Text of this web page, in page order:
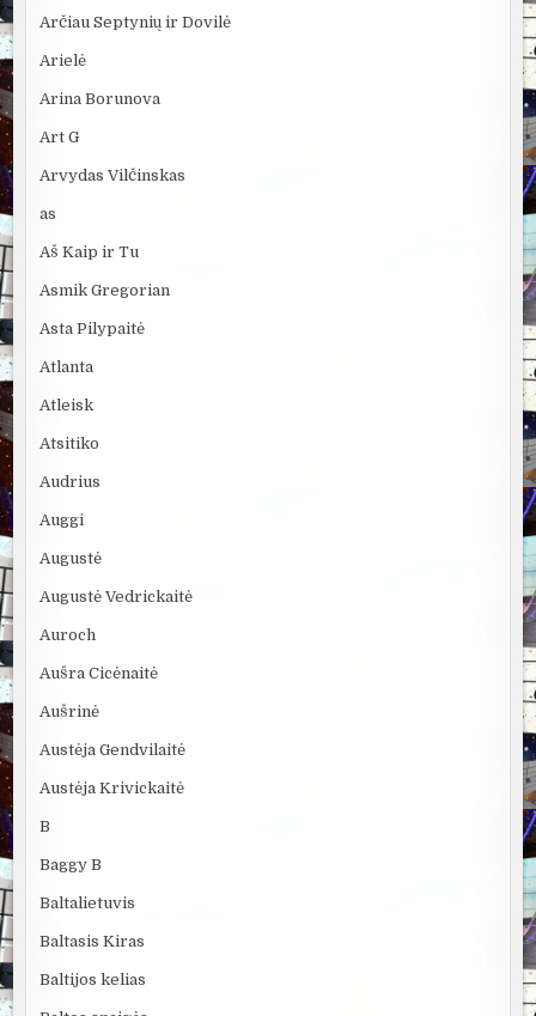
Arčiau Septynių ir Dovilė
Arielė
Arina Borunova
Art G
Arvydas Vilčinskas
as
Aš Kaip ir Tu
Asmik Gregorian
Asta Pilypaitė
Atlanta
Atleisk
Atsitiko
Audrius
Auggi
Augustė
Augustė Vedrickaitė
Auroch
Aušra Cicėnaitė
Aušrinė
Austėja Gendvilaitė
Austėja Krivickaitė
B
Baggy B
Baltalietuvis
Baltasis Kiras
Baltijos kelias